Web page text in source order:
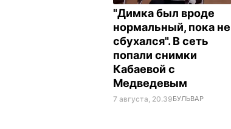
"Димка был вроде
нормальный, пока не
сбухался". В сеть
попали снимки
Кабаевой с
Медведевым
7 августа, 20.39БУЛЬВАР